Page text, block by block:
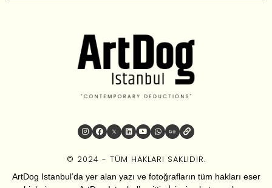
© 2024 - TÜM HAKLARI SAKLIDIR.
ArtDog Istanbul’da yer alan yazı ve fotoğrafların tüm hakları eser